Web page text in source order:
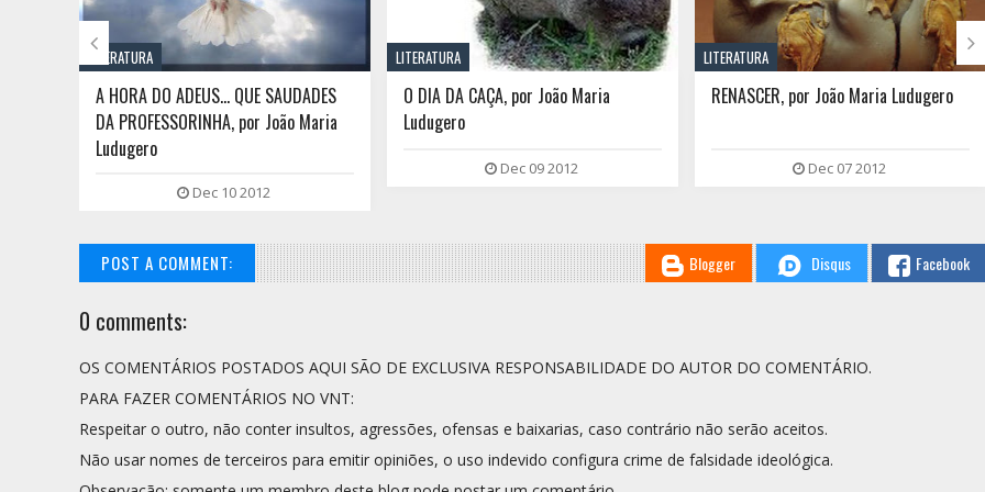
LITERATURA
A HORA DO ADEUS... QUE SAUDADES
DA PROFESSORINHA, por João Maria
Ludugero
Dec 10 2012
LITERATURA
O DIA DA CAÇA, por João Maria
Ludugero
Dec 09 2012
LITERATURA
RENASCER, por João Maria Ludugero
Dec 07 2012
 
POST A COMMENT: Blogger Disqus Facebook
0 comments:
OS COMENTÁRIOS POSTADOS AQUI SÃO DE EXCLUSIVA RESPONSABILIDADE DO AUTOR DO COMENTÁRIO.
PARA FAZER COMENTÁRIOS NO VNT:
Respeitar o outro, não conter insultos, agressões, ofensas e baixarias, caso contrário não serão aceitos.
Não usar nomes de terceiros para emitir opiniões, o uso indevido configura crime de falsidade ideológica.